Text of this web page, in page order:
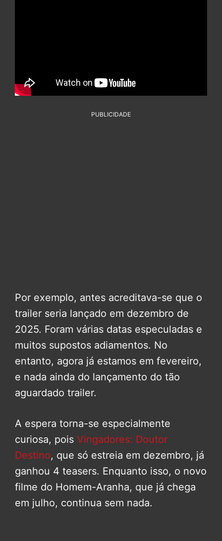
PUBLICIDADE
Por exemplo, antes acreditava-se que o
trailer seria lançado em dezembro de
2025. Foram várias datas especuladas e
muitos supostos adiamentos. No
entanto, agora já estamos em fevereiro,
e nada ainda do lançamento do tão
aguardado trailer.
A espera torna-se especialmente
curiosa, pois Vingadores: Doutor
Destino, que só estreia em dezembro, já
ganhou 4 teasers. Enquanto isso, o novo
filme do Homem-Aranha, que já chega
em julho, continua sem nada.